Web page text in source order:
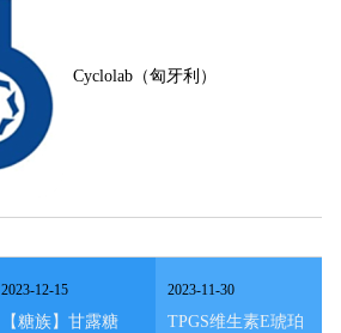
Cyclolab（匈牙利）
【糖族】甘露糖
2023-12-15
TPGS维生素E琥珀
2023-11-30